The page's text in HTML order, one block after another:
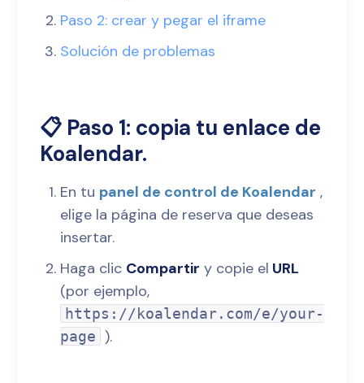
Paso 2: crear y pegar el iframe
Solución de problemas
📋 Paso 1: copia tu enlace de
Koalendar.
En tu panel de control de Koalendar ,
elige la página de reserva que deseas
insertar.
Haga clic Compartir y copie el URL
(por ejemplo,
https://koalendar.com/e/your-
page ).